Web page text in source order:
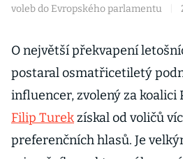
voleb do Evropského parlamentu
O největší překvapení
postaral osmatřicetiletý
influencer, zvolený za koalici
Filip Turekzískal od voličů
preferenčních hlasů. Je